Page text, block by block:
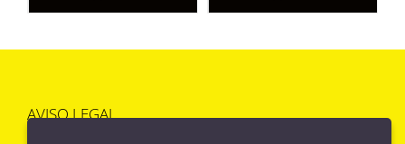
AVISO LEGAL